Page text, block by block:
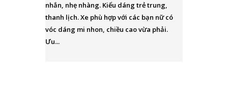
nhắn, nhẹ nhàng. Kiểu dáng trẻ trung,
thanh lịch. Xe phù hợp với các bạn nữ có
vóc dáng mi nhon, chiều cao vừa phải.
Ưu...